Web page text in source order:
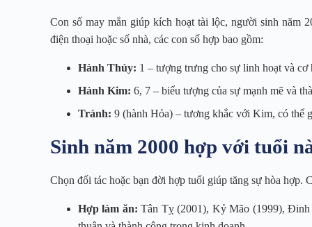
Con số may mắn giúp kích hoạt tài lộc, người sinh năm
điện thoại hoặc số nhà, các con số hợp bao gồm:
Hành Thủy: 1 – tượng trưng cho sự linh hoạt và cơ
Hành Kim: 6, 7 – biểu tượng của sự mạnh mẽ và
Tránh: 9 (hành Hỏa) – tương khắc với Kim, có thể
Sinh năm 2000 hợp với tuổi
Chọn đối tác hoặc bạn đời hợp tuổi giúp tăng sự hòa hợp.
Hợp làm ăn: Tân Tỵ (2001), Kỷ Mão (1999),